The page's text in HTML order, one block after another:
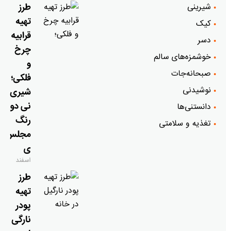
شیرینی
کیک
دسر
خوشمزه‌‌های سالم
صبحانه‌جات
نوشیدنی
دانستنی‌ها
تغذیه و سلامتی
طرز
تهیه
قرابیه
چرخ
و
فلکی؛
شیری
نی دو
رنگ
مجلس
ی
اسفند
طرز
تهیه
پودر
نارگی